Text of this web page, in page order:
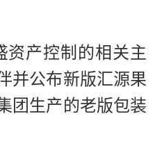
资产控制的相关主
并公布新版汇源果
团生产的老版包装